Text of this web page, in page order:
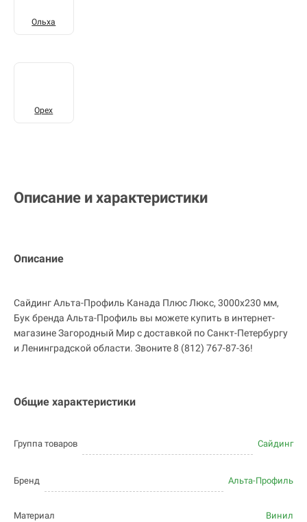
Ольха
Орех
Описание и характеристики
Описание
Сайдинг Альта-Профиль Канада Плюс Люкс, 3000х230 мм,
Бук бренда Альта-Профиль вы можете купить в интернет-
магазине Загородный Мир с доставкой по Санкт-Петербургу
и Ленинградской области. Звоните 8 (812) 767-87-36!
Общие характеристики
Группа товаров Сайдинг
Бренд Альта-Профиль
Материал Винил